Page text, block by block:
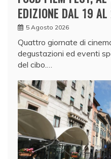
EDIZIONE DAL 19
5 Agosto 2026
Quattro giornate di
degustazioni ed eventi
del cibo.…